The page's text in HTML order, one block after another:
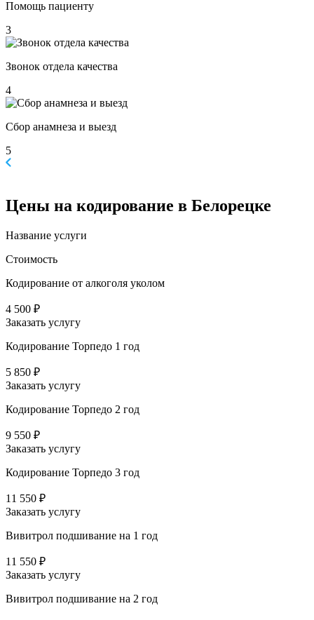
Помощь пациенту
3
Звонок отдела качества
4
Сбор анамнеза и выезд
5
Цены на кодирование в Белорецке
Название услуги
Стоимость
Кодирование от алкоголя уколом
4 500 ₽
Заказать услугу
Кодирование Торпедо 1 год
5 850 ₽
Заказать услугу
Кодирование Торпедо 2 год
9 550 ₽
Заказать услугу
Кодирование Торпедо 3 год
11 550 ₽
Заказать услугу
Вивитрол подшивание на 1 год
11 550 ₽
Заказать услугу
Вивитрол подшивание на 2 год